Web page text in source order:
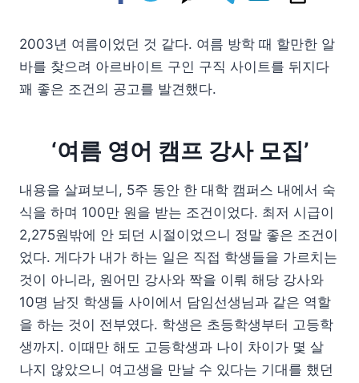
2003년 여름이었던 것 같다. 여름 방학 때 할만한 알
바를 찾으려 아르바이트 구인 구직 사이트를 뒤지다
꽤 좋은 조건의 공고를 발견했다.
‘여름 영어 캠프 강사 모집’
내용을 살펴보니, 5주 동안 한 대학 캠퍼스 내에서 숙
식을 하며 100만 원을 받는 조건이었다. 최저 시급이
2,275원밖에 안 되던 시절이었으니 정말 좋은 조건이
었다. 게다가 내가 하는 일은 직접 학생들을 가르치는
것이 아니라, 원어민 강사와 짝을 이뤄 해당 강사와
10명 남짓 학생들 사이에서 담임선생님과 같은 역할
을 하는 것이 전부였다. 학생은 초등학생부터 고등학
생까지. 이때만 해도 고등학생과 나이 차이가 몇 살
나지 않았으니 여고생을 만날 수 있다는 기대를 했던